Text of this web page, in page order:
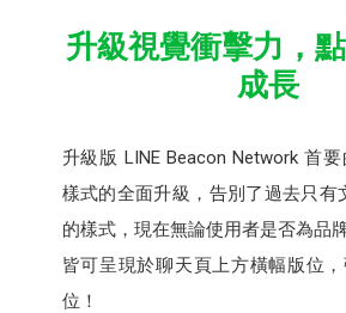
升級視覺衝擊力，
成長
升級版 LINE Beacon Network 首
樣式的全面升級，告別了過去只有
的樣式，現在無論使用者是否為品
皆可呈現於聊天頁上方橫幅版位
位！